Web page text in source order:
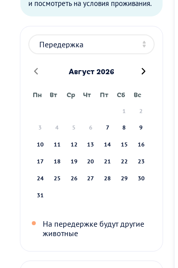
и посмотреть на условия проживания.
Август 2026
Пн Вт Ср Чт Пт Сб Вс
1 2
3 4 5 6 7 8 9
10 11 12 13 14 15 16
17 18 19 20 21 22 23
24 25 26 27 28 29 30
31
На передержке будут другие
животные